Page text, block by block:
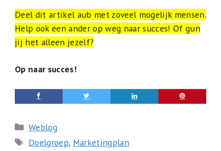
Deel dit artikel aub met zoveel mogelijk mensen.
Help ook een ander op weg naar succes! Of gun
jij het alleen jezelf?
Op naar succes!
Categorieën
Weblog
Tags
Doelgroep, Marketingplan